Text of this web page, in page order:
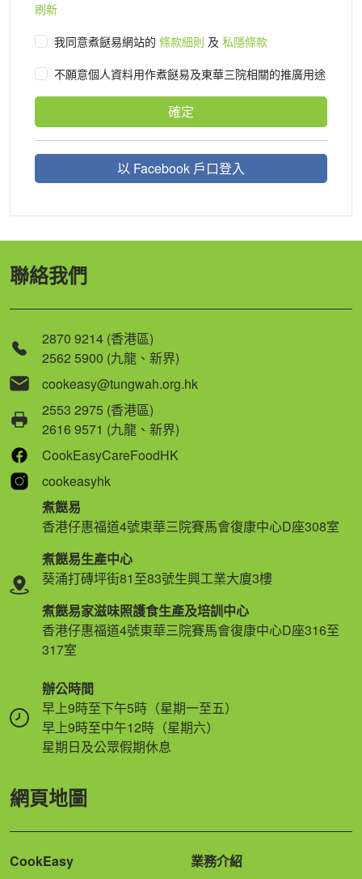
刷新
我同意煮餸易網站的 條款細則 及 私隱條款
不願意個人資料用作煮餸易及東華三院相關的推廣用途
確定
以 Facebook 戶口登入
聯絡我們
2870 9214 (香港區)
2562 5900 (九龍、新界)
cookeasy@tungwah.org.hk
2553 2975 (香港區)
2616 9571 (九龍、新界)
CookEasyCareFoodHK
cookeasyhk
煮餸易
香港仔惠福道4號東華三院賽馬會復康中心D座308室
煮餸易生產中心
葵涌打磚坪街81至83號生興工業大廈3樓
煮餸易家滋味照護食生產及培訓中心
香港仔惠福道4號東華三院賽馬會復康中心D座316至
317室
辦公時間
早上9時至下午5時（星期一至五）
早上9時至中午12時（星期六）
星期日及公眾假期休息
網頁地圖
CookEasy
業務介紹